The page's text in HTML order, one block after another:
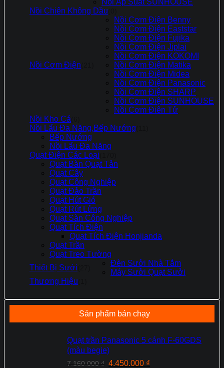
Nồi Áp Suất SUNHOUSE
Nồi Chiên Không Dầu
Nồi Cơm Điện
Nồi Cơm Điện Benny
Nồi Cơm Điện Eaststar
Nồi Cơm Điện Fujika
Nồi Cơm Điện Jiplai
Nồi Cơm Điện KOKOMI
Nồi Cơm Điện Matika
Nồi Cơm Điện Midea
Nồi Cơm Điện Panasonic
Nồi Cơm Điện SHARP
Nồi Cơm Điện SUNHOUSE
Nồi Cơm Điên Tử
Nồi Kho Cá
Nồi Lẩu Đa Năng,Bếp Nướng
Bếp Nướng
Nồi Lẩu Đa Năng
Quạt Điện Các Loại
Quạt Bàn Quạt Tản
Quạt Cây
Quạt Công Nghiệp
Quạt Đảo Trần
Quạt Hút Gió
Quạt Rút Lửng
Quạt Sàn Công Nghiệp
Quạt Tích Điện
Quạt Tích Điện Honjianda
Quạt Trần
Quạt Treo Tường
Thiết Bị Sưởi
Đèn Sưởi Nhà Tắm
Máy Sưởi Quạt Sưởi
Thương Hiệu
Sản phẩm bán chạy
Quạt trần Panasonic 5 cánh F-60GDS
(màu begie)
7.160.000 ₫ Giá
4.450.000 ₫